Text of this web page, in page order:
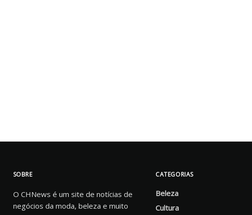
SOBRE
O CHNews é um site de notícias de
negócios da moda, beleza e muito
CATEGORIAS
Beleza
Cultura